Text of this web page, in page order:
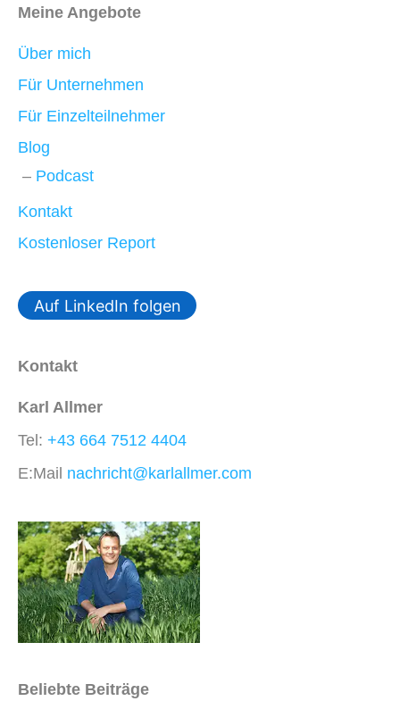
Meine Angebote
Über mich
Für Unternehmen
Für Einzelteilnehmer
Blog
Podcast
Kontakt
Kostenloser Report
Auf LinkedIn folgen
Kontakt
Karl Allmer
Tel: +43 664 7512 4404
E:Mail nachricht@karlallmer.com
Beliebte Beiträge